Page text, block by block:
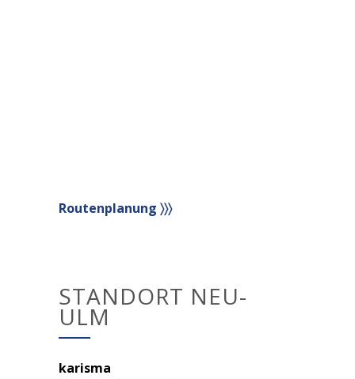
Routenplanung 〉〉〉
STANDORT NEU-
ULM
karisma